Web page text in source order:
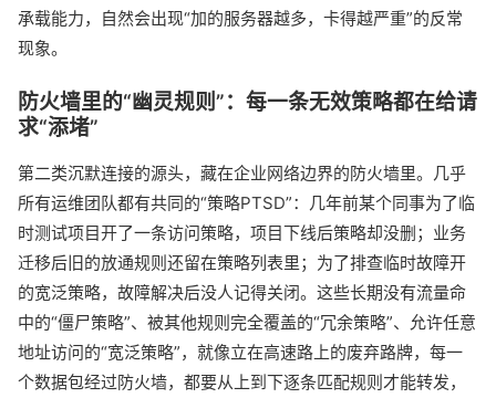
承载能力，自然会出现“加的服务器越多，卡得越严重”的反常
现象。
防火墙里的“幽灵规则”：每一条无效策略都在给请
求“添堵”
第二类沉默连接的源头，藏在企业网络边界的防火墙里。几乎
所有运维团队都有共同的“策略PTSD”：几年前某个同事为了临
时测试项目开了一条访问策略，项目下线后策略却没删；业务
迁移后旧的放通规则还留在策略列表里；为了排查临时故障开
的宽泛策略，故障解决后没人记得关闭。这些长期没有流量命
中的“僵尸策略”、被其他规则完全覆盖的“冗余策略”、允许任意
地址访问的“宽泛策略”，就像立在高速路上的废弃路牌，每一
个数据包经过防火墙，都要从上到下逐条匹配规则才能转发，